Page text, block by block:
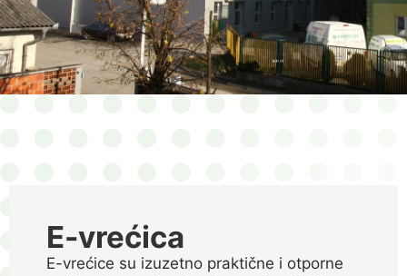
E-vrećica
E-vrećice su izuzetno praktične i otporne